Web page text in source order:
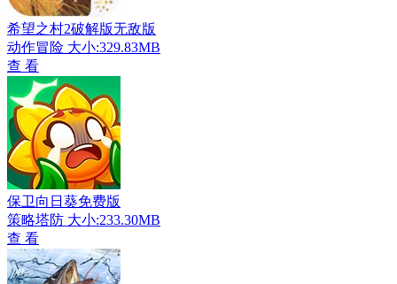
希望之村2破解版无敌版
动作冒险 大小:329.83MB
查 看
保卫向日葵免费版
策略塔防 大小:233.30MB
查 看